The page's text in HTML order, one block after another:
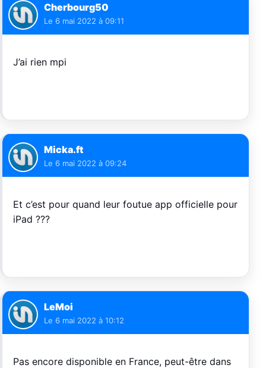
Cherbourg50
Le 6 mai 2022 à 09:11
J’ai rien mpi
Micka.ft
Le 6 mai 2022 à 09:24
Et c’est pour quand leur foutue app officielle pour
iPad ???
LeMoi
Le 6 mai 2022 à 10:12
Pas encore disponible en France, peut-être dans